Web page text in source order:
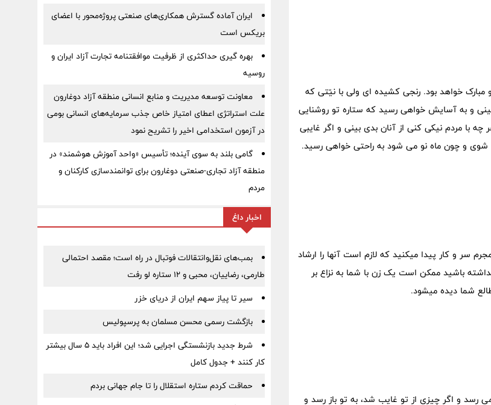
مبارک خواهد بود. رنجی کشیده ای ولی با نیّتی که
و به آسایش خواهی رسید که ستاره تو روشنایی
با مردم نیکی کنی از آنان بدی بینی و اگر غایبی
و چون ماه نو می شود به راحتی خواهی رسید.
و کار پیدا میکنید که لازم است آنها را ارشاد
باشید ممکن است یک زن با شما به نزاع بر
شما دیده میشود.
رسد و اگر چیزی از تو غایب شد، به تو باز رسد و
ایران آماده گسترش همکاری‌های صنعتی پروژه‌محور با اعضای
بریکس است
بهره گیری حداکثری از ظرفیت موافقتنامه تجارت آزاد ایران و
روسیه
معاونت توسعه مدیریت و منابع انسانی منطقه آزاد دوغارون
علت استراتژی اعطای امتیاز خاص جذب سرمایه‌های انسانی بومی
در آزمون استخدامی اخیر را تشریح نمود
گامی بلند به سوی آینده؛ تأسیس «واحد آموزش هوشمند» در
منطقه آزاد تجاری-صنعتی دوغارون برای توانمندسازی کارکنان و
مردم
اخبار داغ
بمب‌های نقل‌وانتقالات فوتبال در راه است؛ مقصد احتمالی
طارمی، رضاییان، محبی و ۱۲ ستاره لو رفت
سیر تا پیاز سهم ایران از دریای خزر
بازگشت رسمی محسن مسلمان به پرسپولیس
شرط جدید بازنشستگی اجرایی شد؛ این افراد باید ۵ سال بیشتر
کار کنند + جدول کامل
حماقت کردم ستاره استقلال را تا جام جهانی بردم